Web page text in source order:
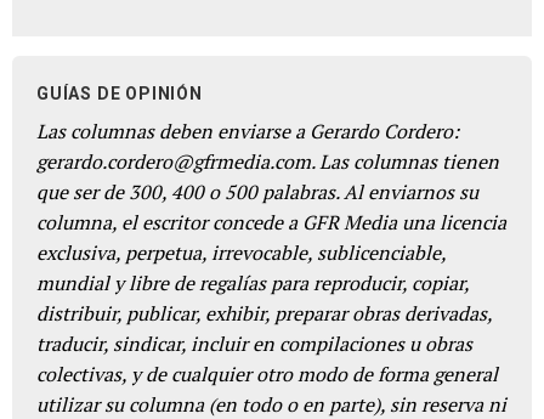
GUÍAS DE OPINIÓN
Las columnas deben enviarse a Gerardo Cordero:
gerardo.cordero@gfrmedia.com. Las columnas tienen
que ser de 300, 400 o 500 palabras. Al enviarnos su
columna, el escritor concede a GFR Media una licencia
exclusiva, perpetua, irrevocable, sublicenciable,
mundial y libre de regalías para reproducir, copiar,
distribuir, publicar, exhibir, preparar obras derivadas,
traducir, sindicar, incluir en compilaciones u obras
colectivas, y de cualquier otro modo de forma general
utilizar su columna (en todo o en parte), sin reserva ni